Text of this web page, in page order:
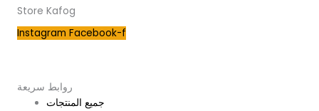
Store Kafog
Instagram Facebook-f
روابط سريعة
جميع المنتجات